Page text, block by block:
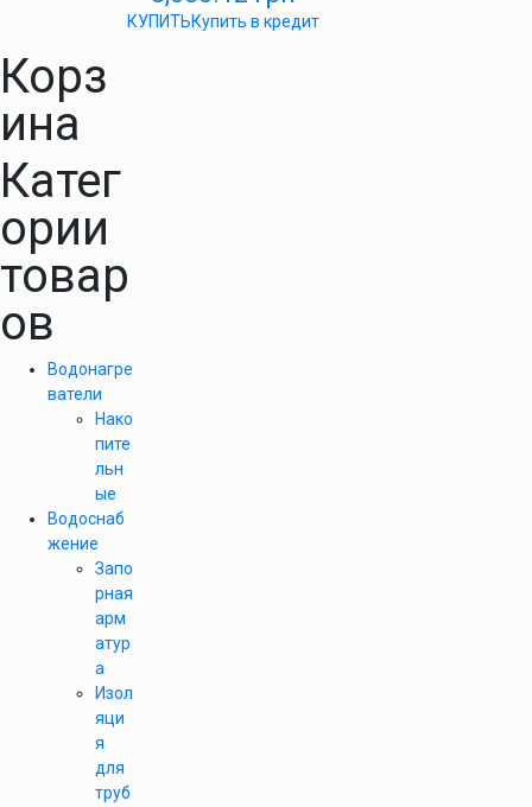
КУПИТЬКупить в кредит
Корз
ина
Катег
ории
товар
ов
Водонагре
ватели
Нако
пите
льн
ые
Водоснаб
жение
Запо
рная
арм
атур
а
Изол
яци
я
для
труб